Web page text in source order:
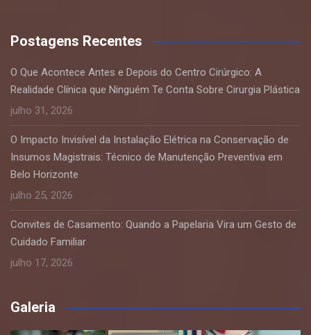
Postagens Recentes
O Que Acontece Antes e Depois do Centro Cirúrgico: A
Realidade Clínica que Ninguém Te Conta Sobre Cirurgia Plástica
julho 31, 2026
O Impacto Invisível da Instalação Elétrica na Conservação de
Insumos Magistrais: Técnico de Manutenção Preventiva em
Belo Horizonte
julho 25, 2026
Convites de Casamento: Quando a Papelaria Vira um Gesto de
Cuidado Familiar
julho 17, 2026
Galeria